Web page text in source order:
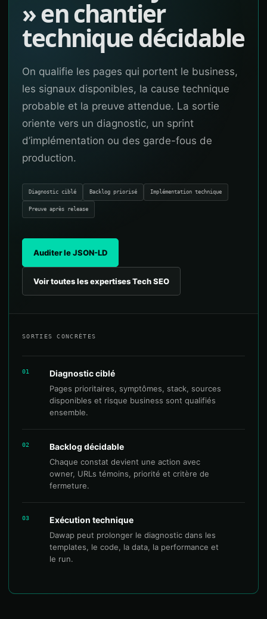
» en chantier
technique décidable
On qualifie les pages qui portent le business,
les signaux disponibles, la cause technique
probable et la preuve attendue. La sortie
oriente vers un diagnostic, un sprint
d’implémentation ou des garde-fous de
production.
Diagnostic ciblé Backlog priorisé Implémentation technique
Preuve après release
Auditer le JSON-LD
Voir toutes les expertises Tech SEO
SORTIES CONCRÈTES
01 Diagnostic ciblé
Pages prioritaires, symptômes, stack, sources
disponibles et risque business sont qualifiés
ensemble.
02 Backlog décidable
Chaque constat devient une action avec
owner, URLs témoins, priorité et critère de
fermeture.
03 Exécution technique
Dawap peut prolonger le diagnostic dans les
templates, le code, la data, la performance et
le run.